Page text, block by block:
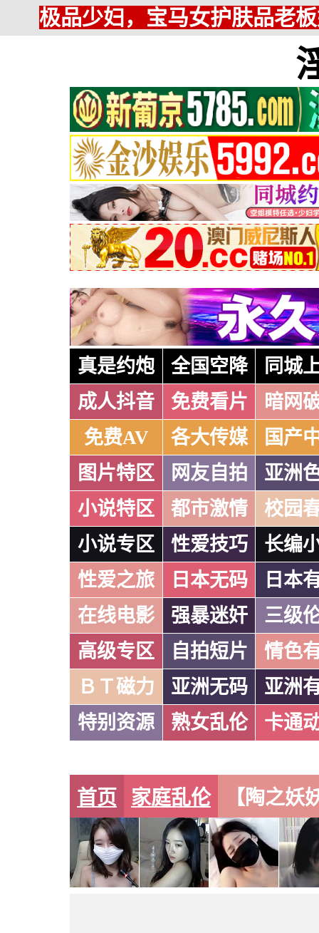
极品少妇，宝马女护肤品老
真是约炮 全国空降
同城
成人抖音
免费看片
暗网
免费AV
各大传媒
国产
图片特区
网友自拍
亚洲
小说特区
都市激情
校园
小说专区
性爱技巧
长编
性爱之旅
日本无码
日本
在线电影
强暴迷奸
三级
高级专区
自拍短片
情色
ＢＴ磁力
亚洲无码
亚洲
特别资源
熟女乱伦 卡通
首页 家庭乱伦 【陶之妖